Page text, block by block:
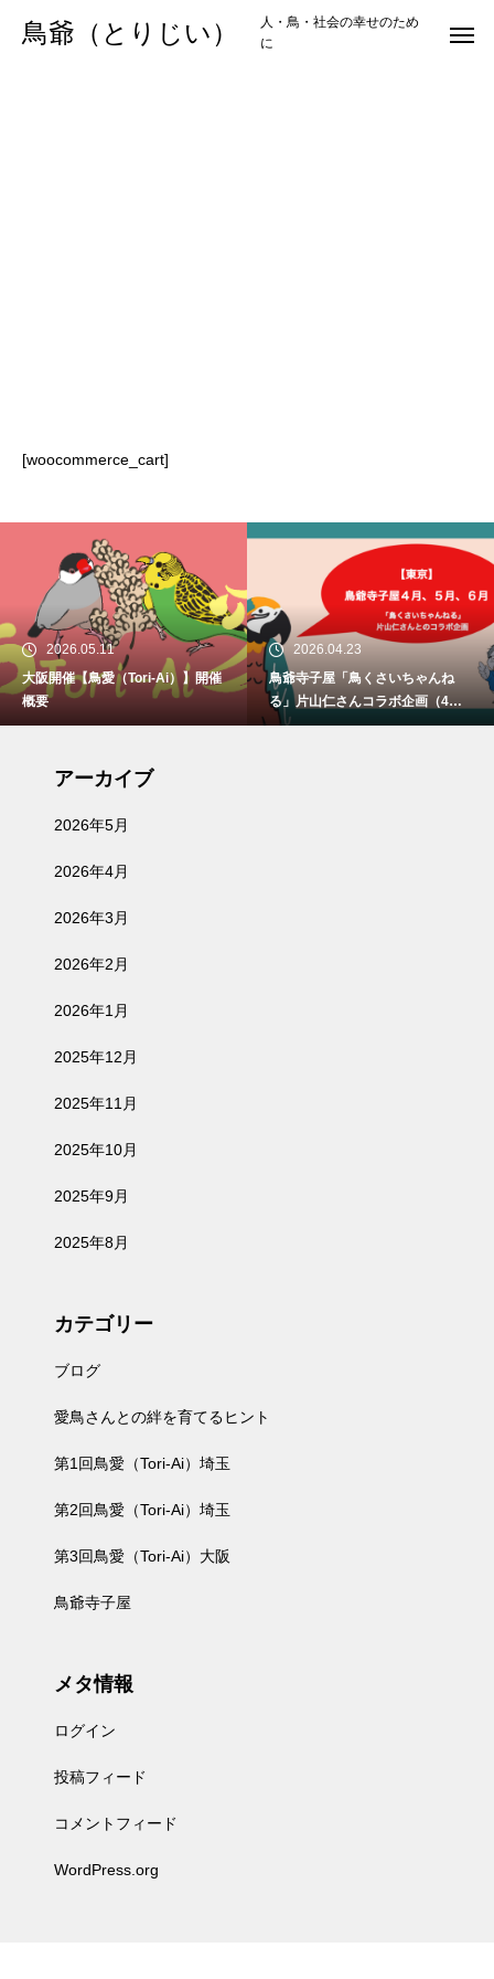
鳥爺（とりじい）
人・鳥・社会の幸せのため
に
[woocommerce_cart]
2026.05.11
大阪開催【鳥愛（Tori-Ai）】開催
概要
2026.04.23
鳥爺寺子屋「鳥くさいちゃんね
る」片山仁さんコラボ企画（4月2
9日、5月30日、6月21日）開催
アーカイブ
2026年5月
2026年4月
2026年3月
2026年2月
2026年1月
2025年12月
2025年11月
2025年10月
2025年9月
2025年8月
カテゴリー
ブログ
愛鳥さんとの絆を育てるヒント
第1回鳥愛（Tori-Ai）埼玉
第2回鳥愛（Tori-Ai）埼玉
第3回鳥愛（Tori-Ai）大阪
鳥爺寺子屋
メタ情報
ログイン
投稿フィード
コメントフィード
WordPress.org